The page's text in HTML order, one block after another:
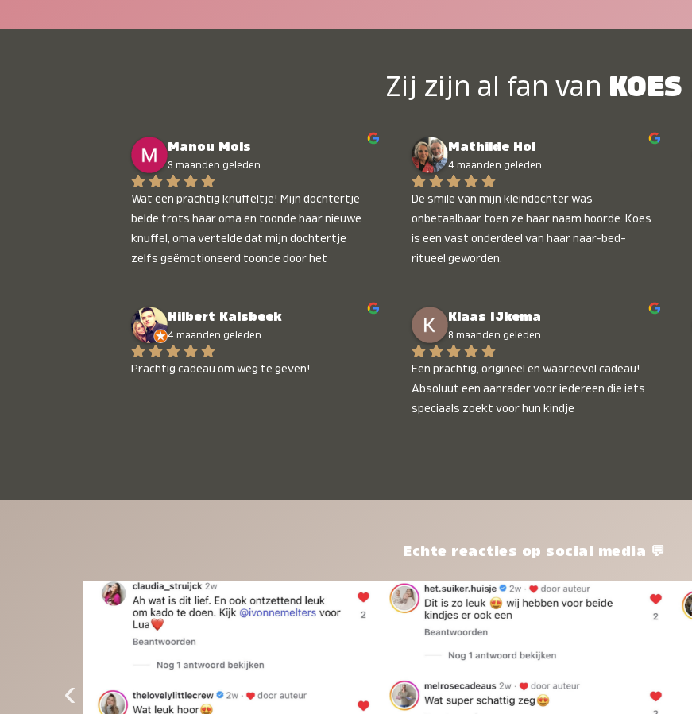
Zij zijn al fan van KOES
Manou Mols
3 maanden geleden
Wat een prachtig knuffeltje! Mijn dochtertje
belde trots haar oma en toonde haar nieuwe
knuffel, oma vertelde dat mijn dochtertje
zelfs geëmotioneerd toonde door het
Mathilde Hol
4 maanden geleden
De smile van mijn kleindochter was
onbetaalbaar toen ze haar naam hoorde. Koes
is een vast onderdeel van haar naar-bed-
ritueel geworden.
Hilbert Kalsbeek
4 maanden geleden
Prachtig cadeau om weg te geven!
Klaas IJkema
8 maanden geleden
Een prachtig, origineel en waardevol cadeau!
Absoluut een aanrader voor iedereen die iets
speciaals zoekt voor hun kindje
Echte reacties op social media 💬
‹